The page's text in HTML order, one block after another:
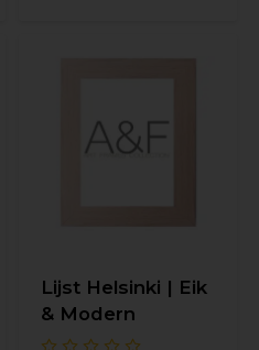
Lijst Helsinki | Eik
& Modern